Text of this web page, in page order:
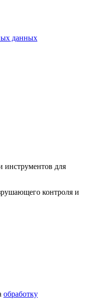
данных
инструментов для
контроля и
обработку